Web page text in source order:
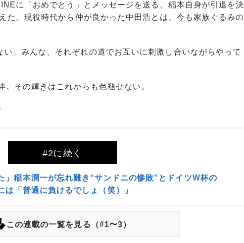
に「おめでとう」とメッセージを送る。稲本自身が引退を決
た。現役時代から仲が良かった中田浩とは、今も家族ぐるみの
い。みんな、それぞれの道でお互いに刺激し合いながらやって
その輝きはこれからも色褪せない。
#2に続く
」稲本潤一が忘れ難き“サンドニの惨敗”とドイツW杯の
は「普通に負けるでしょ（笑）」
この連載の一覧を見る（#1〜3）